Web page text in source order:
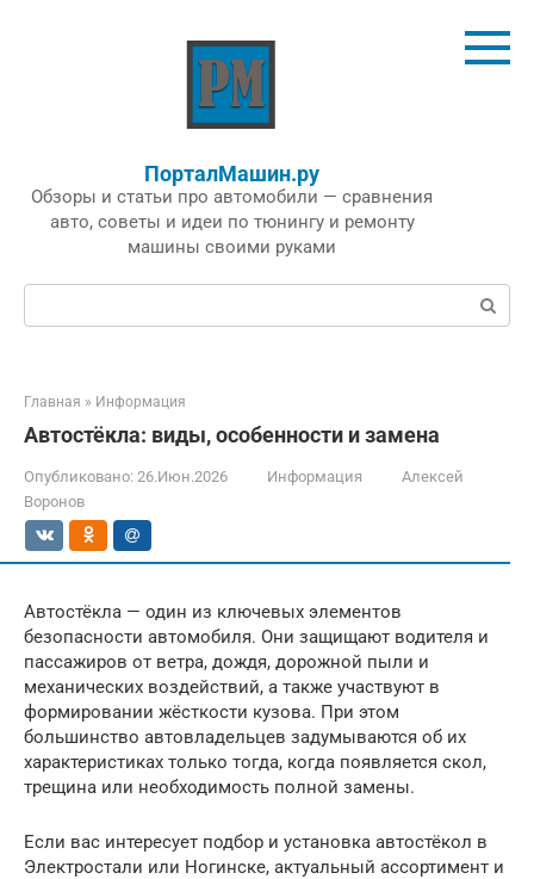
ПорталМашин.ру
Обзоры и статьи про автомобили — сравнения
авто, советы и идеи по тюнингу и ремонту
машины своими руками
Поиск:
Главная » Информация
Автостёкла: виды, особенности и замена
Опубликовано: 26.Июн.2026 Информация
Алексей
Воронов
Автостёкла — один из ключевых элементов
безопасности автомобиля. Они защищают водителя и
пассажиров от ветра, дождя, дорожной пыли и
механических воздействий, а также участвуют в
формировании жёсткости кузова. При этом
большинство автовладельцев задумываются об их
характеристиках только тогда, когда появляется скол,
трещина или необходимость полной замены.
Если вас интересует подбор и установка автостёкол в
Электростали или Ногинске, актуальный ассортимент и